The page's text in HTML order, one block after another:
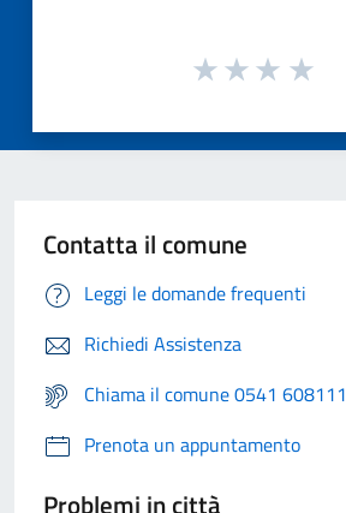
Contatta il comune
Leggi le domande frequenti
Richiedi Assistenza
Chiama il comune 0541 608111
Prenota un appuntamento
Problemi in città